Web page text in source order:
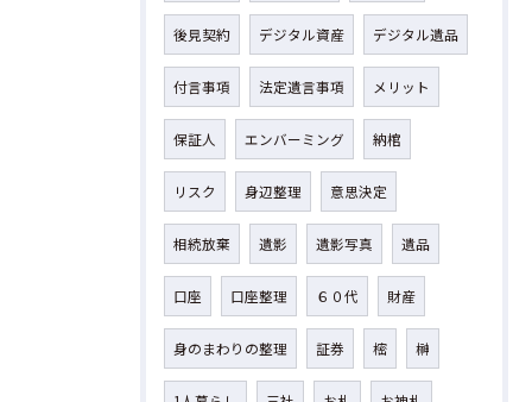
後見契約 デジタル資産 デジタル遺品
付言事項 法定遺言事項 メリット
保証人 エンバーミング 納棺
リスク 身辺整理 意思決定
相続放棄 遺影 遺影写真 遺品
口座 口座整理 ６０代 財産
身のまわりの整理 証券 樒 榊